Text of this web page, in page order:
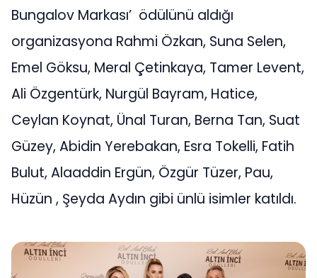
Bungalov Markası’ ödülünü aldığı
organizasyona Rahmi Özkan, Suna Selen,
Emel Göksu, Meral Çetinkaya, Tamer Levent,
Ali Özgentürk, Nurgül Bayram, Hatice,
Ceylan Koynat, Ünal Turan, Berna Tan, Suat
Güzey, Abidin Yerebakan, Esra Tokelli, Fatih
Bulut, Alaaddin Ergün, Özgür Tüzer, Pau,
Hüzün , Şeyda Aydın gibi ünlü isimler katıldı.